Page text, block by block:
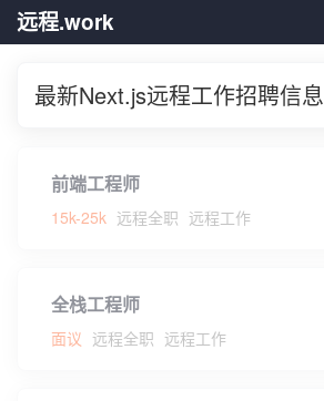
远程.work
最新Next.js远程工作招聘信息
前端工程师
15k-25k 远程全职 远程工作
全栈工程师
面议 远程全职 远程工作